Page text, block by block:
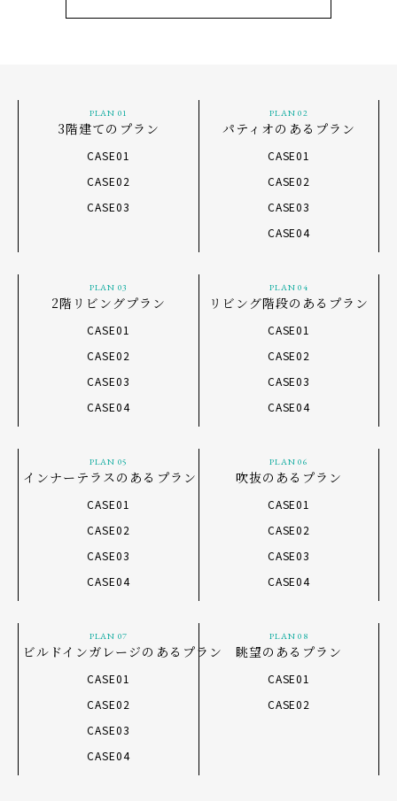
PLAN 01
3階建てのプラン
CASE01
CASE02
CASE03
PLAN 02
パティオのあるプラン
CASE01
CASE02
CASE03
CASE04
PLAN 03
2階リビングプラン
CASE01
CASE02
CASE03
CASE04
PLAN 04
リビング階段のあるプラン
CASE01
CASE02
CASE03
CASE04
PLAN 05
インナーテラスのあるプラン
CASE01
CASE02
CASE03
CASE04
PLAN 06
吹抜のあるプラン
CASE01
CASE02
CASE03
CASE04
PLAN 07
ビルドインガレージのあるプラン
CASE01
CASE02
CASE03
CASE04
PLAN 08
眺望のあるプラン
CASE01
CASE02